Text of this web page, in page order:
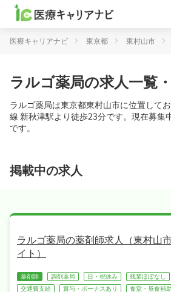
医療キャリアナビ 東京都 東村山市
ラルゴ薬局の求人一覧
ラルゴ薬局は東京都東村山市に位置して
線 新秋津駅より徒歩23分です。現在募集
です。
掲載中の求人
ラルゴ薬局の薬剤師求人（東村山
イト）
薬剤師 調剤薬局 日・祝休み 残業ほぼなし
交通費支給
賞与・ボーナスあり 食堂・昼食補